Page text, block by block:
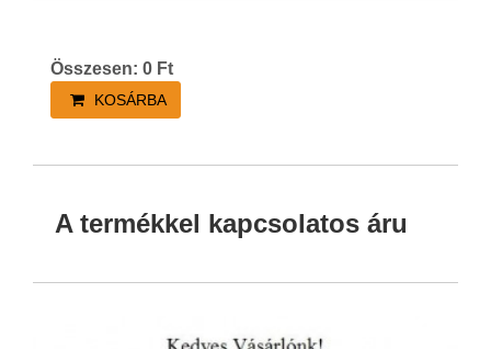
Összesen: 0 Ft
KOSÁRBA
A termékkel kapcsolatos áru